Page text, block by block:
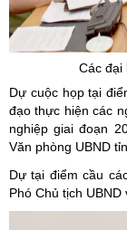
Các đại
Dự cuộc họp tại
đạo thực hiện các
nghiệp giai đoạn
Văn phòng UBND
Dự tại điểm cầu
Phó Chủ tịch UBND